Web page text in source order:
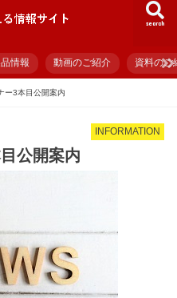
search
情報 動画のご紹介 資料のご
ー3本目公開案内
INFORMATION
公開案内